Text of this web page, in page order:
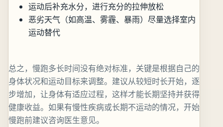
运动后补充水分，进行充分的拉伸放松
恶劣天气（如高温、雾霾、暴雨）尽量选择室内
运动替代
总之，慢跑多长时间没有绝对标准，关键是根据自己的
身体状况和运动目标来调整。建议从较短时长开始，逐
步增加，让身体有适应过程，这样才能长期坚持并获得
健康收益。如果有慢性疾病或长期不运动的情况，开始
慢跑前建议咨询医生意见。